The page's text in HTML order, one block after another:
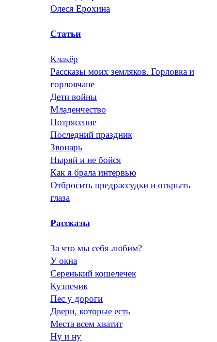
Олеся Ерохина
Статьи
Клакёр
Рассказы моих земляков. Горловка и
горловчане
Дети войны
Младенчество
Потрясение
Последний праздник
Звонарь
Ныряй и не бойся
Как я брала интервью
Отбросить предрассудки и открыть
глаза
Рассказы
За что мы себя любим?
У окна
Серенький кошелечек
Кузнечик
Пес у дороги
Двери, которые есть
Места всем хватит
Ну и ну